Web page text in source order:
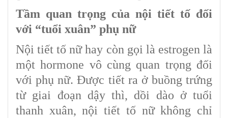
Tầm quan trọng của nội tiết tố đối
với “tuổi xuân” phụ nữ
Nội tiết tố nữ hay còn gọi là estrogen là
một hormone vô cùng quan trọng đối
với phụ nữ. Được tiết ra ở buồng trứng
từ giai đoạn dậy thì, dồi dào ở tuổi
thanh xuân, nội tiết tố nữ không chỉ